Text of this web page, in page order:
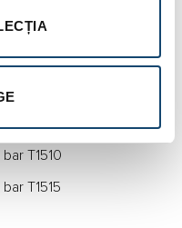
558-1 seria 8
T1510
T1515